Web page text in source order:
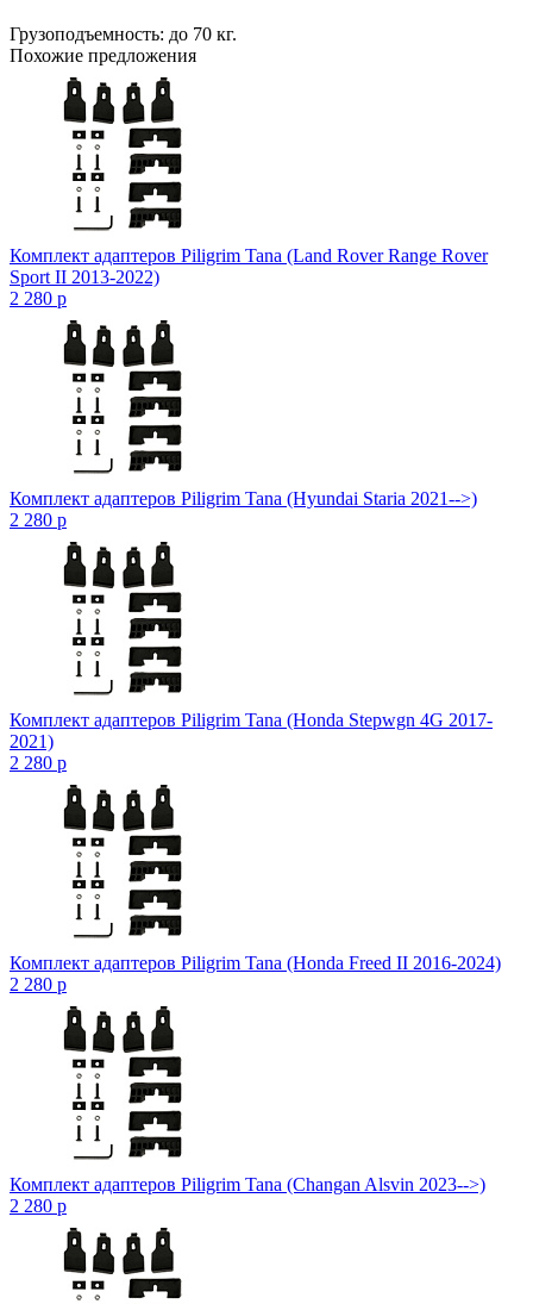
Грузоподъемность: до 70 кг.
Похожие предложения
Комплект адаптеров Piligrim Tana (Land Rover Range Rover
Sport II 2013-2022)
2 280 p
Комплект адаптеров Piligrim Tana (Hyundai Staria 2021-->)
2 280 p
Комплект адаптеров Piligrim Tana (Honda Stepwgn 4G 2017-
2021)
2 280 p
Комплект адаптеров Piligrim Tana (Honda Freed II 2016-2024)
2 280 p
Комплект адаптеров Piligrim Tana (Changan Alsvin 2023-->)
2 280 p